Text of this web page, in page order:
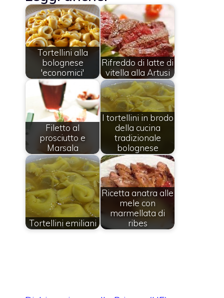
Tortellini alla
bolognese
'economici'
Rifreddo di latte di
vitella alla Artusi
Filetto al
prosciutto e
Marsala
I tortellini in brodo
della cucina
tradizionale
bolognese
Tortellini emiliani
Ricetta anatra alle
mele con
marmellata di
ribes